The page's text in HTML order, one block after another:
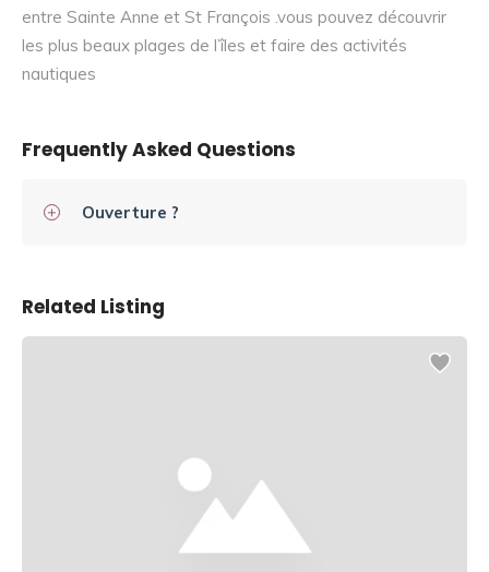
entre Sainte Anne et St François .vous pouvez découvrir
les plus beaux plages de l’îles et faire des activités
nautiques
Frequently Asked Questions
Ouverture ?
Related Listing